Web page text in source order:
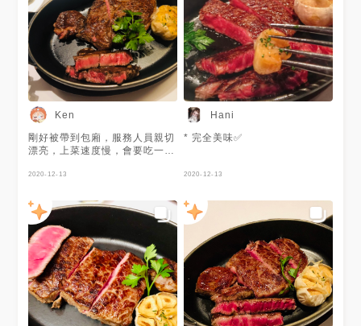
Ken
剛好被帶到包廂，服務人員親切
漂亮，上菜速度慢，會要吃一段
蛋糕，好吃！
2020-12-13
Hani
* 完全美味✅
2020-12-13